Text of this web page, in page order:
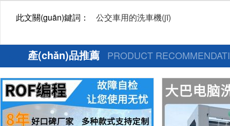
此文關(guān)鍵詞： 公交車用的洗車機(jī)
產(chǎn)品推薦 PRODUCT